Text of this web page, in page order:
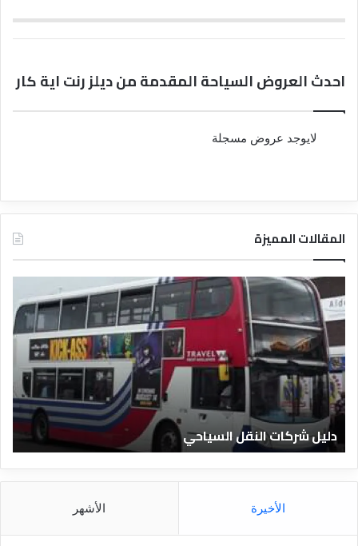
احدث العروض السياحة المقدمة من ديلز رنت اية كار
لايوجد عروض مسجلة
المقالات المميزة
ل
ي
ش
ر
ك
ا
ت
ل
ن
ق
ل
دليل شركات النقل السياحي
ا
ر
الأخيرة الأشهر